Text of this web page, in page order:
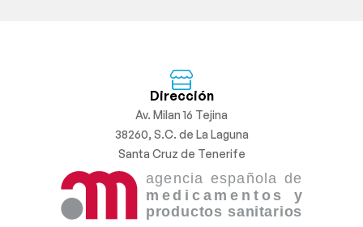
Dirección
Av. Milan 16 Tejina
38260, S.C. de La Laguna
Santa Cruz de Tenerife